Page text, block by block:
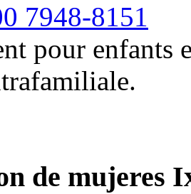
7948-8151
pour enfants
de mujeres